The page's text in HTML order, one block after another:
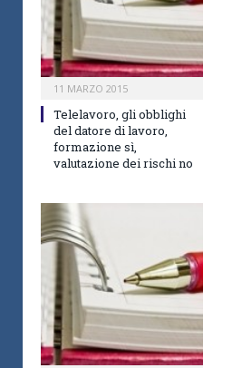
11 MARZO 2015
Telelavoro, gli obblighi
del datore di lavoro,
formazione sì,
valutazione dei rischi no